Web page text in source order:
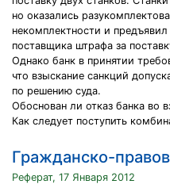
но оказались
некомплектности и
поставщика штрафа за
Однако банк в принятии
что взыскание санкций
по решению суда.
Обоснован ли отказ банка во
Как следует поступить
Гражданско-
Реферат, 17 Января 2012